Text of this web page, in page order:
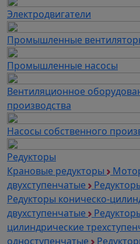
Электродвигатели
Промышленные
Промышленные насосы
Вентиляционное
производства
Насосы собственного
Редукторы
Крановые редукторы
двухступенчатые
Редукторы коническо-
двухступенчатые
цилиндрические
одноступенчатые